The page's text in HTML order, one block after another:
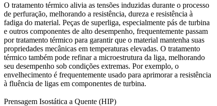
O tratamento térmico alivia as tensões induzidas durante o processo
de perfuração, melhorando a resistência, dureza e resistência à
fadiga do material. Peças de superliga, especialmente pás de turbina
e outros componentes de alto desempenho, frequentemente passam
por tratamento térmico para garantir que o material mantenha suas
propriedades mecânicas em temperaturas elevadas. O tratamento
térmico também pode refinar a microestrutura da liga, melhorando
seu desempenho sob condições extremas. Por exemplo, o
envelhecimento é frequentemente usado para aprimorar a resistência
à fluência de ligas em componentes de turbina.
Prensagem Isostática a Quente (HIP)